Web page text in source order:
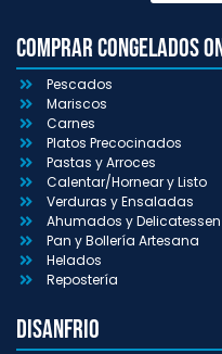
Comprar congelados
Pescados
Mariscos
Carnes
Platos Precocinados
Pastas y Arroces
Calentar/Hornear y Listo
Verduras y Ensaladas
Ahumados y Delicatessen
Pan y Bollería Artesana
Helados
Repostería
Disanfrio